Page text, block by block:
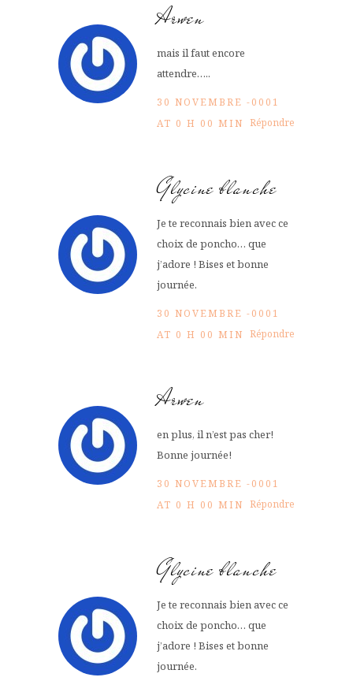
Arwen
mais il faut encore
attendre…..
30 NOVEMBRE -0001
AT 0 H 00 MIN Répondre
Glycine blanche
Je te reconnais bien avec ce
choix de poncho… que
j’adore ! Bises et bonne
journée.
30 NOVEMBRE -0001
AT 0 H 00 MIN Répondre
Arwen
en plus, il n’est pas cher!
Bonne journée!
30 NOVEMBRE -0001
AT 0 H 00 MIN Répondre
Glycine blanche
Je te reconnais bien avec ce
choix de poncho… que
j’adore ! Bises et bonne
journée.